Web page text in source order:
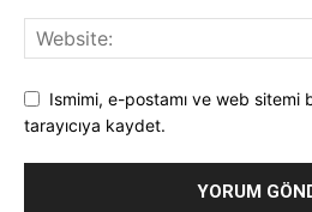
Ismimi, e-postamı ve web sitemi
tarayıcıya kaydet.